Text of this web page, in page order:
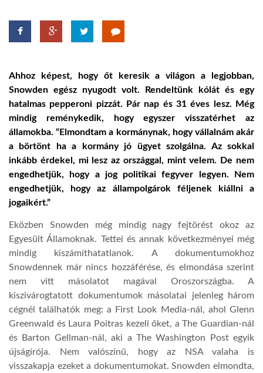
AFRIKA TUDÁSTÁR
LINKTR.EE
DOBRAVERO.HU
GLOBOBOOK
Ahhoz képest, hogy őt keresik a világon a legjobban,
Snowden egész nyugodt volt. Rendeltünk kólát és egy
hatalmas pepperoni pizzát. Pár nap és 31 éves lesz. Még
mindig reménykedik, hogy egyszer visszatérhet az
államokba. “Elmondtam a kormánynak, hogy vállalnám akár
a börtönt ha a kormány jó ügyet szolgálna. Az sokkal
inkább érdekel, mi lesz az országgal, mint velem. De nem
engedhetjük, hogy a jog politikai fegyver legyen. Nem
engedhetjük, hogy az állampolgárok féljenek kiállni a
jogaikért.”
Eközben Snowden még mindig nagy fejtörést okoz az
Egyesült Államoknak. Tettei és annak következményei még
mindig kiszámíthatatlanok. A dokumentumokhoz
Snowdennek már nincs hozzáférése, és elmondása szerint
nem vitt másolatot magával Oroszországba. A
kiszivárogtatott dokumentumok másolatai jelenleg három
cégnél találhatók meg: a First Look Media-nál, ahol Glenn
Greenwald és Laura Poitras kezeli őket, a The Guardian-nál
és Barton Gellman-nál, aki a The Washington Post egyik
újságírója. Nem valószínű, hogy az NSA valaha is
visszakapja ezeket a dokumentumokat. Snowden elmondta,